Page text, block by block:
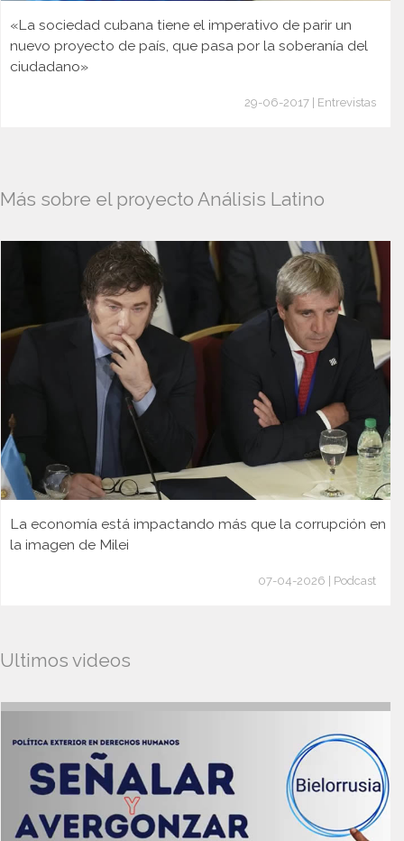
«La sociedad cubana tiene el imperativo de parir un
nuevo proyecto de país, que pasa por la soberanía del
ciudadano»
29-06-2017 | Entrevistas
Más sobre el proyecto Análisis Latino
La economía está impactando más que la corrupción en
la imagen de Milei
07-04-2026 | Podcast
Ultimos videos